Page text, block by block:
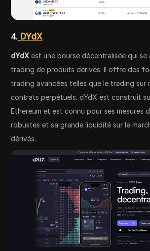
4. DYdX
dYdX est une bourse décentralisée qui se
trading de produits dérivés. Il offre des
trading avancées telles que le trading sur
contrats perpétuels. dYdX est construit
Ethereum et est connu pour ses mesures
robustes et sa grande liquidité sur le
dérivés.